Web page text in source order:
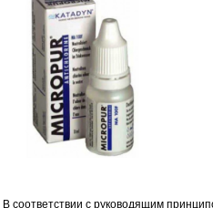
В соответствии с руководящим